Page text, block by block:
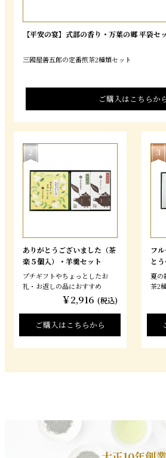
【平安の宴】式部の香り・万葉の郷 平袋セ
三國屋善五郎の定番煎茶2種類セット
ご購入はこちらか
ありがとうございました（茶
楽５個入）・羊羹セット
プチギフトやちょっとしたお
礼・お返しの品におすすめ
￥2,916 (税込)
ご購入はこちらから
フ
と
夏の
茶2